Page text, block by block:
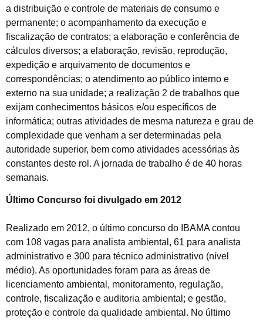
a distribuição e controle de materiais de consumo e
permanente; o acompanhamento da execução e
fiscalização de contratos; a elaboração e conferência de
cálculos diversos; a elaboração, revisão, reprodução,
expedição e arquivamento de documentos e
correspondências; o atendimento ao público interno e
externo na sua unidade; a realização 2 de trabalhos que
exijam conhecimentos básicos e/ou específicos de
informática; outras atividades de mesma natureza e grau de
complexidade que venham a ser determinadas pela
autoridade superior, bem como atividades acessórias às
constantes deste rol. A jornada de trabalho é de 40 horas
semanais.
Último Concurso foi divulgado em 2012
Realizado em 2012, o último concurso do IBAMA contou
com 108 vagas para analista ambiental, 61 para analista
administrativo e 300 para técnico administrativo (nível
médio). As oportunidades foram para as áreas de
licenciamento ambiental, monitoramento, regulação,
controle, fiscalização e auditoria ambiental; e gestão,
proteção e controle da qualidade ambiental. No último